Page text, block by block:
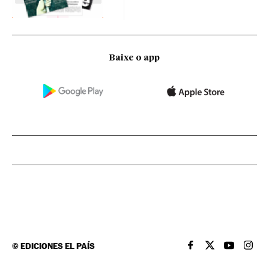
Baixe o app
©EDICIONES EL PAÍS EL PAÍS BRASIL EN
EL PAÍSEL PAÍS
EL